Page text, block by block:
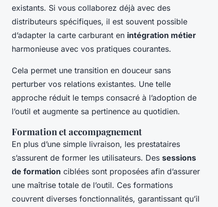
existants. Si vous collaborez déjà avec des
distributeurs spécifiques, il est souvent possible
d’adapter la carte carburant en intégration métier
harmonieuse avec vos pratiques courantes.
Cela permet une transition en douceur sans
perturber vos relations existantes. Une telle
approche réduit le temps consacré à l’adoption de
l’outil et augmente sa pertinence au quotidien.
Formation et accompagnement
En plus d’une simple livraison, les prestataires
s’assurent de former les utilisateurs. Des sessions
de formation ciblées sont proposées afin d’assurer
une maîtrise totale de l’outil. Ces formations
couvrent diverses fonctionnalités, garantissant qu’il